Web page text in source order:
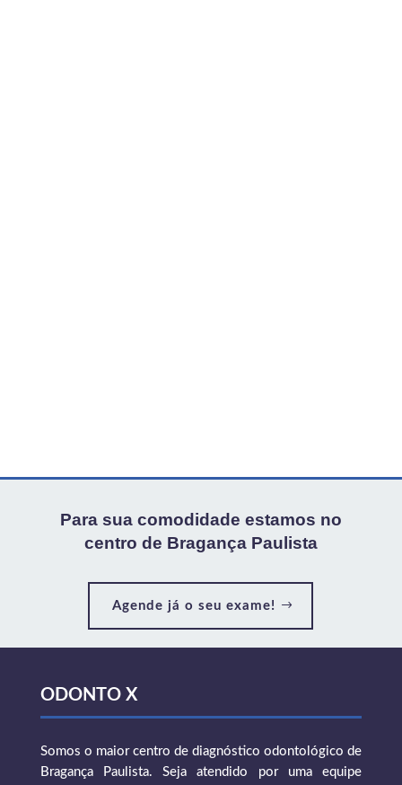
Para sua comodidade estamos no
centro de Bragança Paulista
Agende já o seu exame!
ODONTO X
Somos o maior centro de diagnóstico odontológico de
Bragança Paulista. Seja atendido por uma equipe